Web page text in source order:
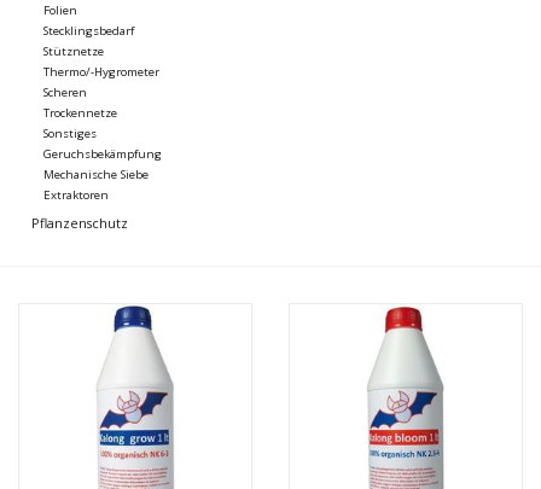
Folien
Stecklingsbedarf
Stütznetze
Thermo/-Hygrometer
Scheren
Trockennetze
Sonstiges
Geruchsbekämpfung
Mechanische Siebe
Extraktoren
Pflanzenschutz